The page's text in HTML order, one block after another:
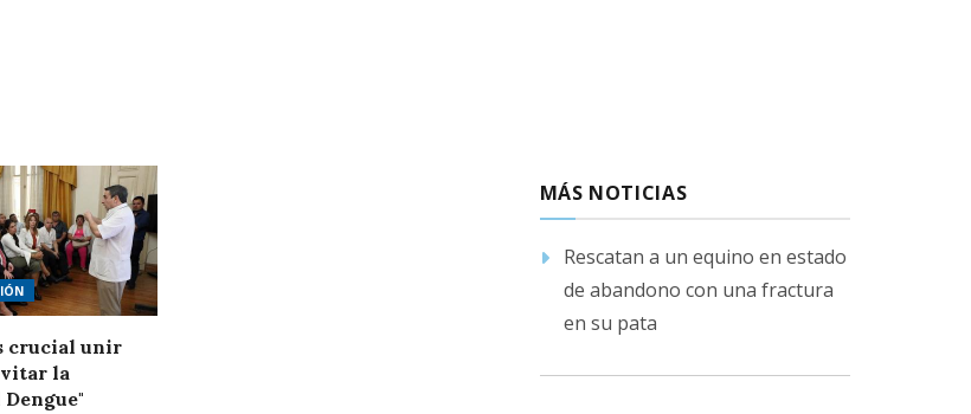
crucial unir
la
MÁS NOTICIAS
Rescatan a un equino en estado
de abandono con una fractura
en su pata